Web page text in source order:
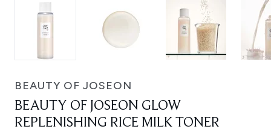
BEAUTY OF JOSEON
BEAUTY OF JOSEON GLOW
REPLENISHING RICE MILK TONER